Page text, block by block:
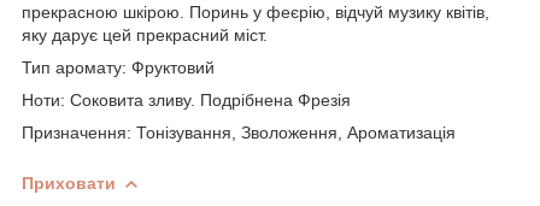
прекрасною шкірою. Поринь у феєрію, відчуй музику квітів,
яку дарує цей прекрасний міст.
Тип аромату: Фруктовий
Ноти: Соковита зливу. Подрібнена Фрезія
Призначення: Тонізування, Зволоження, Ароматизація
Приховати